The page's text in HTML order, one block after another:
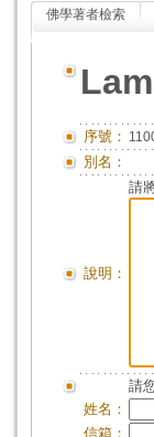
佛學著者檢索
序號：
別名：
說明：
請
請
姓名：
信箱：